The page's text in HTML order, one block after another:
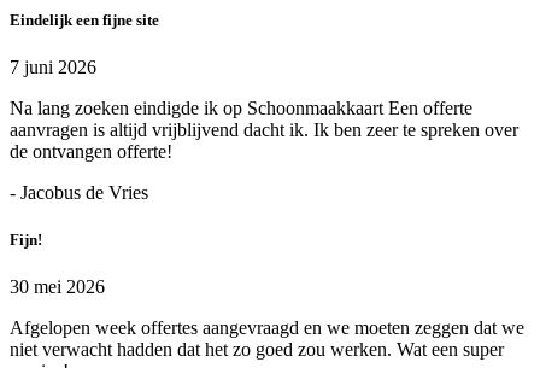
Eindelijk een fijne site
7 juni 2026
Na lang zoeken eindigde ik op Schoonmaakkaart Een offerte
aanvragen is altijd vrijblijvend dacht ik. Ik ben zeer te spreken over
de ontvangen offerte!
- Jacobus de Vries
Fijn!
30 mei 2026
Afgelopen week offertes aangevraagd en we moeten zeggen dat we
niet verwacht hadden dat het zo goed zou werken. Wat een super